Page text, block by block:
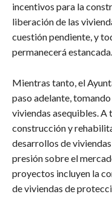
incentivos para la
liberación de las
cuestión pendiente, y
permanecerá estancada.
Mientras tanto, el
paso adelante,
viviendas asequibles.
construcción y
desarrollos de
presión sobre el
proyectos incluyen la
de viviendas de